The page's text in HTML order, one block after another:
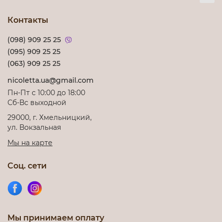
Контакты
(098) 909 25 25
(095) 909 25 25
(063) 909 25 25
nicoletta.ua@gmail.com
Пн-Пт с 10:00 до 18:00
Сб-Вс выходной
29000, г. Хмельницкий,
ул. Вокзальная
Мы на карте
Соц. сети
Мы принимаем оплату